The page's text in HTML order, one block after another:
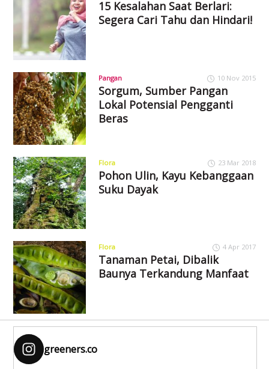
15 Kesalahan Saat Berlari:
Segera Cari Tahu dan Hindari!
Pangan 10 Nov 2015
Sorgum, Sumber Pangan
Lokal Potensial Pengganti
Beras
Flora 23 Mar 2018
Pohon Ulin, Kayu Kebanggaan
Suku Dayak
Flora 4 Apr 2017
Tanaman Petai, Dibalik
Baunya Terkandung Manfaat
greeners.co